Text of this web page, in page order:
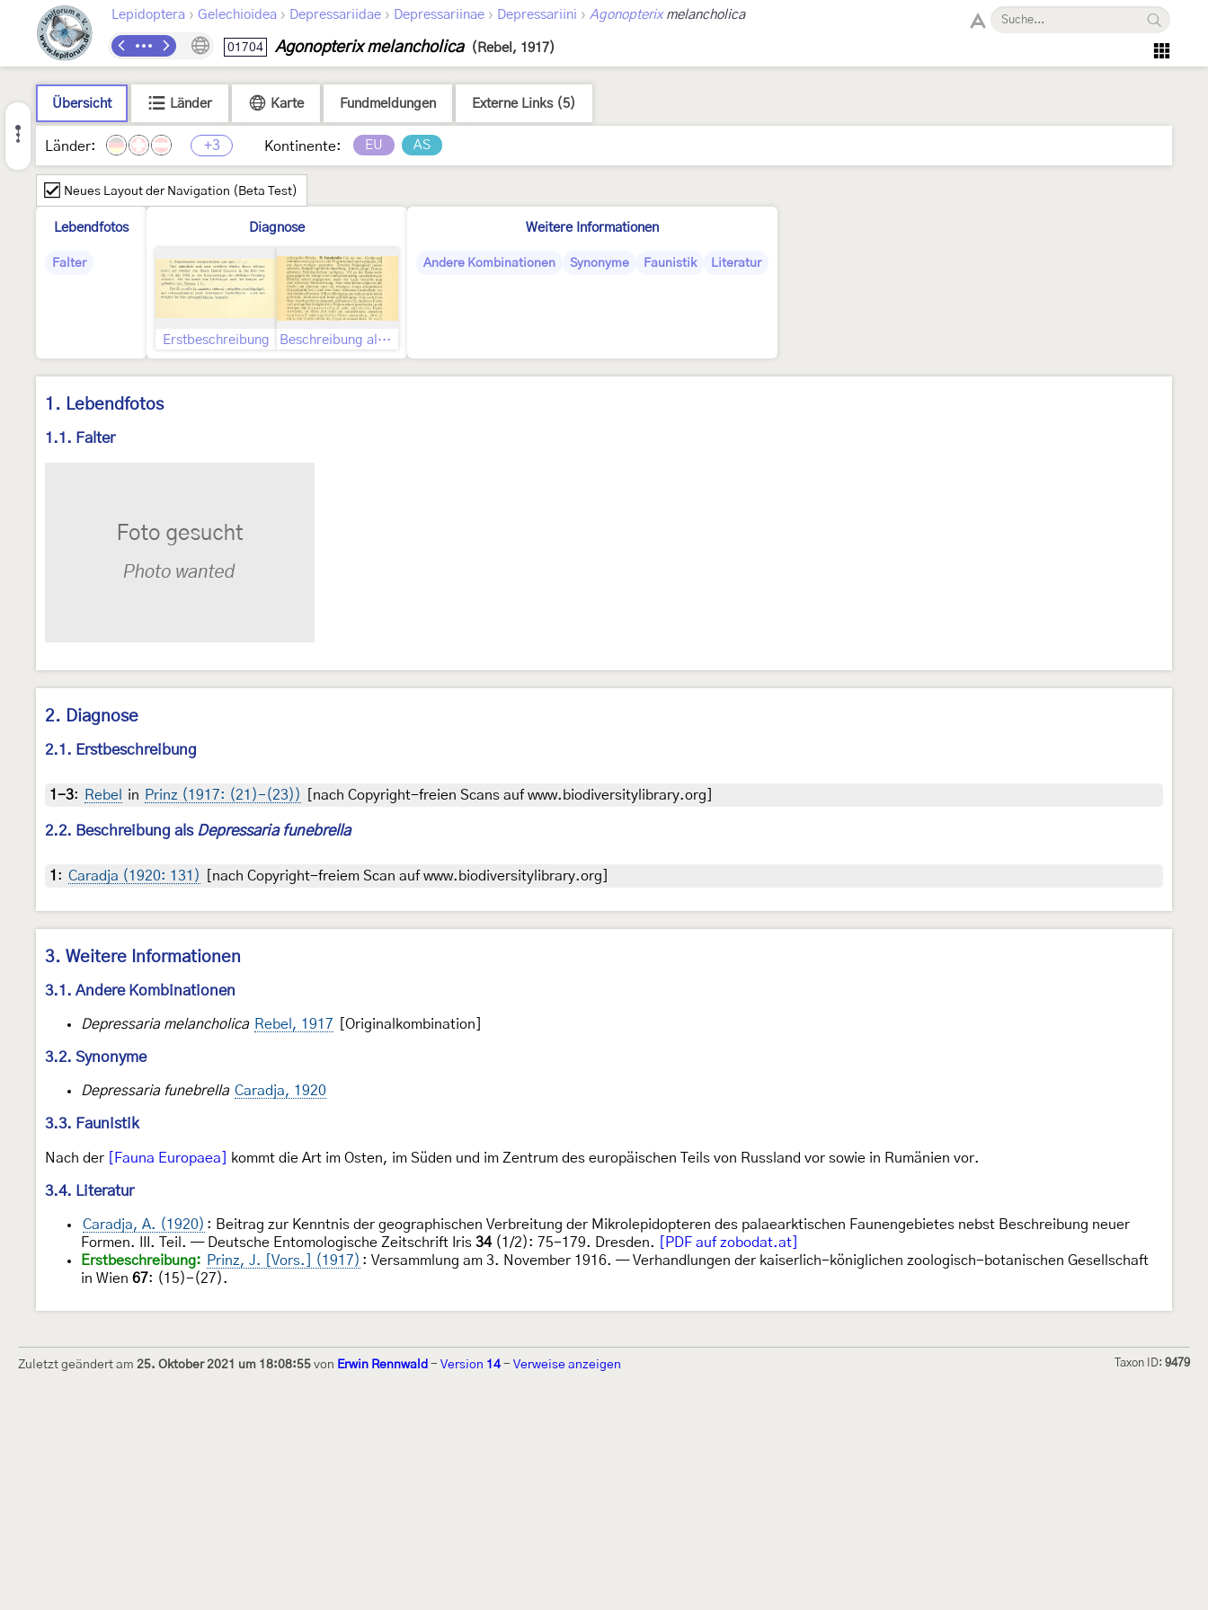
Lepidoptera › Gelechioidea › Depressariidae › Depressariinae › Depressariini › Agonopterixmelancholica
01704 Agonopterix melancholica (Rebel, 1917)
Übersicht Länder Karte Fundmeldungen Externe Links (5)
Länder: +3 Kontinente: EU AS
Neues Layout der Navigation (Beta Test)
Lebendfotos
Falter
Diagnose
Erstbeschreibung Beschreibung als Depressaria funebrella
Weitere Informationen
Andere Kombinationen Synonyme Faunistik Literatur
1. Lebendfotos
1.1. Falter
2. Diagnose
2.1. Erstbeschreibung
1-3: Rebel in Prinz (1917: (21)-(23)) [nach Copyright-freien Scans auf www.biodiversitylibrary.org]
2.2. Beschreibung als Depressaria funebrella
1 : Caradja (1920: 131) [nach Copyright-freiem Scan auf www.biodiversitylibrary.org]
3. Weitere Informationen
3.1. Andere Kombinationen
Depressaria melancholica Rebel, 1917 [Originalkombination]
3.2. Synonyme
Depressaria funebrella Caradja, 1920
3.3. Faunistik
Nach der [Fauna Europaea] kommt die Art im Osten, im Süden und im Zentrum des europäischen Teils von Russland vor sowie in Rumänien vor.
3.4. Literatur
Caradja, A. (1920) : Beitrag zur Kenntnis der geographischen Verbreitung der Mikrolepidopteren des palaearktischen Faunengebietes nebst Beschreibung neuer
Formen. III. Teil. — Deutsche Entomologische Zeitschrift Iris 34(1/2): 75-179. Dresden.
[PDF auf zobodat.at]
Erstbeschreibung: Prinz, J. [Vors.] (1917) : Versammlung am 3. November 1916. — Verhandlungen der kaiserlich-königlichen zoologisch-botanischen Gesellschaft
in Wien 67: (15)-(27).
Zuletzt geändert am 25. Oktober 2021 um 18:08:55 von Erwin Rennwald - Version 14 - Verweise anzeigen Taxon ID: 9479